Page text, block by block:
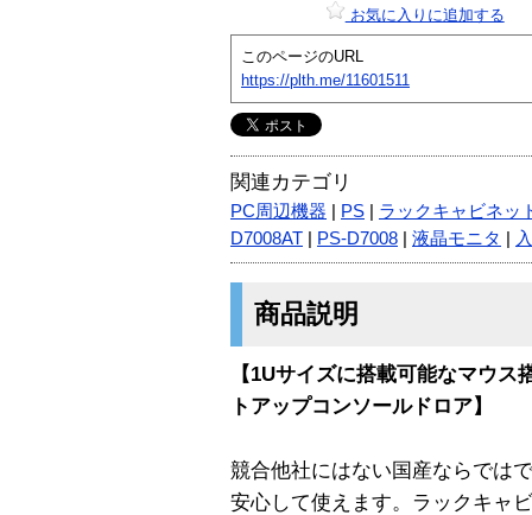
お気に入りに追加する
このページのURL
https://plth.me/11601511
関連カテゴリ
PC周辺機器 PS
ラックキャビネッ
D7008AT
PS-D7008 液晶モニタ
商品説明
【1Uサイズに搭載可能なマウ
トアップコンソールドロア】
競合他社にはない国産ならでは
安心して使えます。ラックキャ